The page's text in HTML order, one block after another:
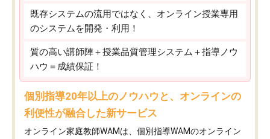
既存システムの流用ではなく、オンライン授業専用
のシステムを開発・利用！
質の高い講師陣＋授業品質管理システム＋指導ノウ
ハウ＝成績保証！
個別指導20年以上のノウハウと、オンラインの
利便性が融合した新サービス
オンライン家庭教師WAMは、個別指導WAMのオンライン